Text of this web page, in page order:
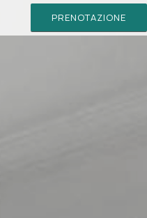
PRENOTAZIONE